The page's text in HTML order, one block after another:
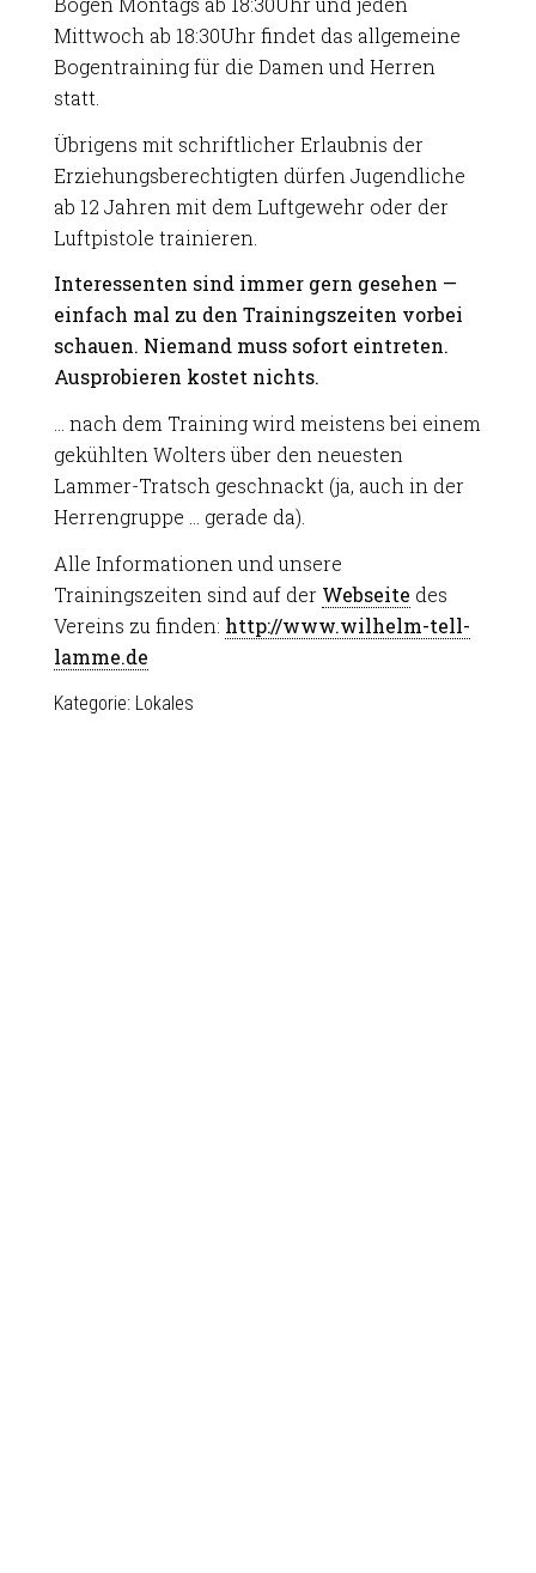
Mittwoch ab 18:30Uhr findet das allgemeine
Bogentraining für die Damen und Herren
statt.
Übrigens mit schriftlicher Erlaubnis der
Erziehungsberechtigten dürfen Jugendliche
ab 12 Jahren mit dem Luftgewehr oder der
Luftpistole trainieren.
Interessenten sind immer gern gesehen —
einfach mal zu den Trainingszeiten vorbei
schauen. Niemand muss sofort eintreten.
Ausprobieren kostet nichts.
… nach dem Training wird meistens bei einem
gekühlten Wolters über den neuesten
Lammer-Tratsch geschnackt (ja, auch in der
Herrengruppe … gerade da).
Alle Informationen und unsere
Trainingszeiten sind auf der Webseite des
Vereins zu finden: http://www.wilhelm-tell-
lamme.de
Kategorie: Lokales